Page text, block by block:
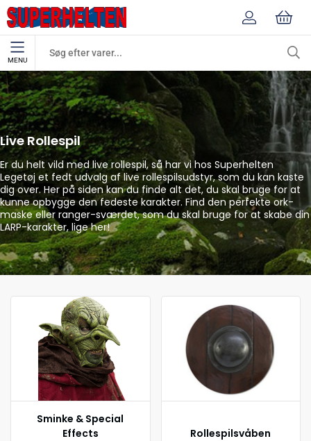
MENU
Rollespil Live Rollespil
Live Rollespil
Er du helt vild med live rollespil, så har vi hos Superhelten
Legetøj et fedt udvalg af live rollespilsudstyr, som du kan kaste
dig over. Her på siden kan du finde alt det, du skal bruge for at
kunne opbygge den fedeste karakter. Find den perfekte ork-
maske eller ranger-sværdet, som du skal bruge for at skabe din
LARP-karakter, lige her!
Sminke & Special
Effects
Rollespilsvåben